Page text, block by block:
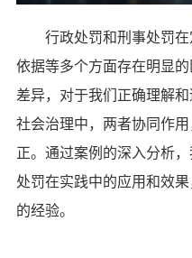
行政处罚和刑事处罚在
依据等多个方面存在明显
差异，对于我们正确理解
社会治理中，两者协同作
正。通过案例的深入分析
处罚在实践中的应用和效
的经验。